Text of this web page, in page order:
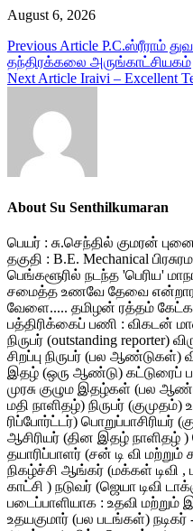
August 6, 2026
Post
navigation
Previous Article P.C.ஸ்ரீராம்
தந்திரக்கலை அருங்காட்சியகம்
Next Article Iraivi – Excellent
About Su Senthilkumaran
பெயர் : சு.செந்தில் குமரன்
தகுதி : B.E. Mechanical
பெங்களூரில் நடந்த 'பெரிய'
சமைத்த உணவே தேவை
வேளை..... தமிழன் ரத்தம்
பத்திரிக்கைப் பணி : விகடன்
நிருபர் (outstanding reporter)
சிறப்பு நிருபர் (பல ஆண்டுகள்)
இதழ் (ஒரு ஆண்டு) கட்டுரைப்
முரசு குழும இதழ்கள் (பல
மதி நாளிதழ்) நிருபர் (குமுதம்)
ரிப்போர்ட்டர்) பொறுப்பாசிரியர்
ஆசிரியர் (தின இதழ் நாளிதழ்
தயாரிப்பாளர் (சன் டி வி
நிகழ்ச்சி ஆங்கர் (மக்கள் டிவி ,
காட்சி ) நடுவர் (ஜெயா டிவி
படைப்பாளியாக : உதவி
உதயகுமார் (பல படங்கள்) நடிகர்